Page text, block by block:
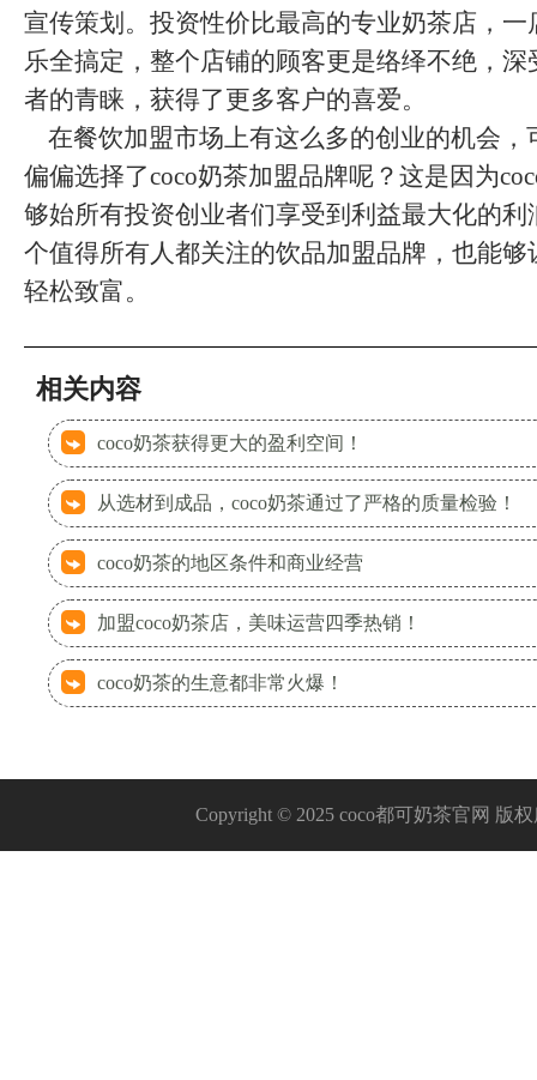
宣传策划。投资性价比最高的专业奶茶店，一
乐全搞定，整个店铺的顾客更是络绎不绝，
者的青睐，获得了更多客户的喜爱。
在餐饮加盟市场上有这么多的创业的机会，
偏偏选择了coco奶茶加盟品牌呢？这是因为
够始所有投资创业者们享受到利益最大化的利
个值得所有人都关注的饮品加盟品牌，也能够
轻松致富。
相关内容
coco奶茶获得更大的盈利空间！
从选材到成品，coco奶茶通过了严格的质量检验！
coco奶茶的地区条件和商业经营
加盟coco奶茶店，美味运营四季热销！
coco奶茶的生意都非常火爆！
Copyright © 2025 coco都可奶茶官网 版